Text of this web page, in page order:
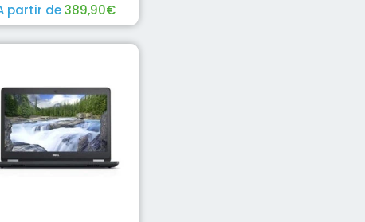
partir de389,90€